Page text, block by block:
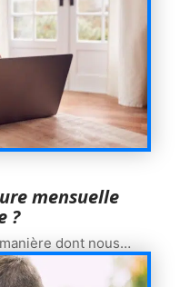
mensuelle
?
dont nous…